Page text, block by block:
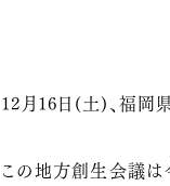
12月16日(土)、福岡
この地方創生会議